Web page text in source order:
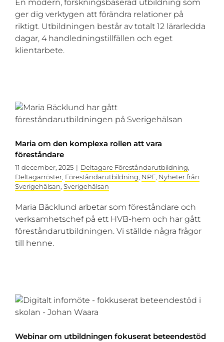
En modern, forskningsbaserad utbildning som
ger dig verktygen att förändra relationer på
riktigt. Utbildningen består av totalt 12 lärarledda
dagar, 4 handledningstillfällen och eget
klientarbete.
Maria om den komplexa rollen att vara
föreståndare
11 december, 2025 | Deltagare Föreståndarutbildning,
Deltagarröster, Föreståndarutbildning, NPF, Nyheter från
Sverigehälsan, Sverigehälsan
Maria Bäcklund arbetar som föreståndare och
verksamhetschef på ett HVB-hem och har gått
föreståndarutbildningen. Vi ställde några frågor
till henne.
Webinar om utbildningen fokuserat beteendestöd